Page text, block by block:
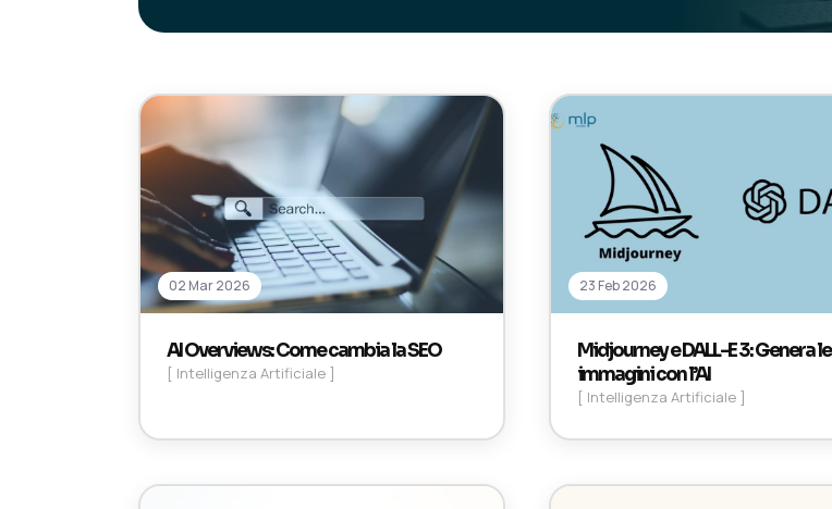
02 Mar 2026
AI Overviews: Come cambia la SEO
[ Intelligenza Artificiale ]
23 Feb 2026
Midjourney e DALL-E 3: Genera le
immagini con l’AI
[ Intelligenza Artificiale ]